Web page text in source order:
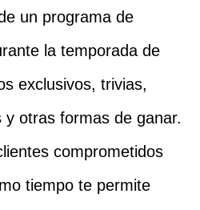
un programa de
la temporada de
exclusivos, trivias,
y otras formas de ganar.
comprometidos
tiempo te permite